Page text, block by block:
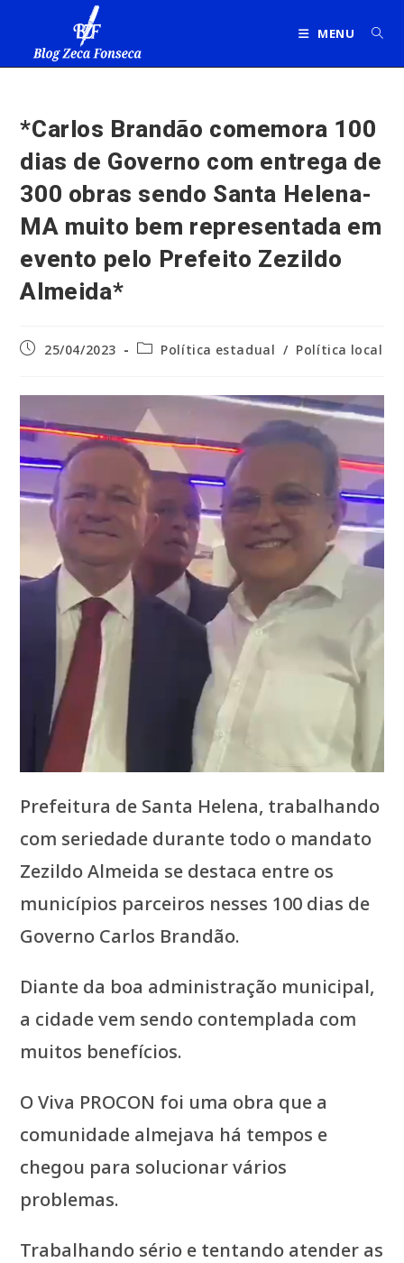
MENU
*Carlos Brandão comemora 100
dias de Governo com entrega de
300 obras sendo Santa Helena-
MA muito bem representada em
evento pelo Prefeito Zezildo
Almeida*
Post25/04/2023
Categoria
Política estadual / Política local
Prefeitura de Santa Helena, trabalhando
com seriedade durante todo o mandato
Zezildo Almeida se destaca entre os
municípios parceiros nesses 100 dias de
Governo Carlos Brandão.
Diante da boa administração municipal,
a cidade vem sendo contemplada com
muitos benefícios.
O Viva PROCON foi uma obra que a
comunidade almejava há tempos e
chegou para solucionar vários
problemas.
Trabalhando sério e tentando atender as